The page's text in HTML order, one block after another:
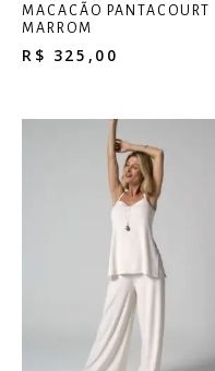
MACACÃO PANTACOURT
MARROM
R$ 325,00